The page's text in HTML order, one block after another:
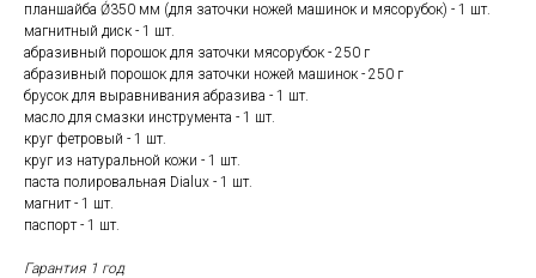
планшайба Ǿ350 мм (для заточки ножей машинок и мясорубок) - 1 шт.
магнитный диск - 1 шт.
абразивный порошок для заточки мясорубок - 250 г
абразивный порошок для заточки ножей машинок - 250 г
брусок для выравнивания абразива - 1 шт.
масло для смазки инструмента - 1 шт.
круг фетровый - 1 шт.
круг из натуральной кожи - 1 шт.
паста полировальная Dialux - 1 шт.
магнит - 1 шт.
паспорт - 1 шт.
Гарантия 1 год